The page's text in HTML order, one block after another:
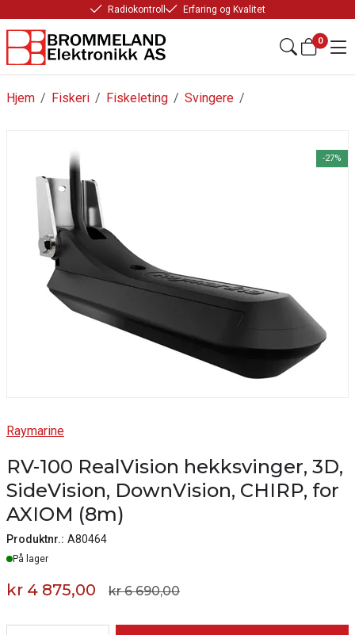
Radiokontroll Erfaring og Kvalitet
0
/
Hjem /
Fiskeri /
Fiskeleting /
Svingere
-27%
Raymarine
RV-100 RealVision hekksvinger, 3D,
SideVision, DownVision, CHIRP, for
AXIOM (8m)
Produktnr.: A80464
Lager
På lager
kr 4 875,00 kr 6 690,00